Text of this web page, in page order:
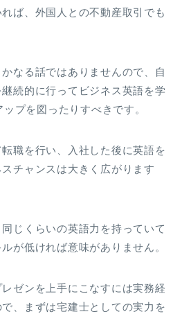
ば、外国人との不動産取引でも
なる話ではありませんので、自
続的に行ってビジネス英語を学
プを図ったりすべきです。
職を行い、入社した後に英語を
チャンスは大きく広がります
じくらいの英語力を持っていて
が低ければ意味がありません。
ゼンを上手にこなすには実務経
、まずは宅建士としての実力を